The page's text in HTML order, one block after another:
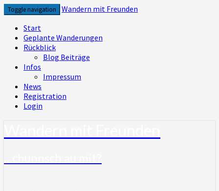
Skip
to
content
Toggle navigation
Wandern mit Freunden
Start
Geplante Wanderungen
Rückblick
Blog Beiträge
Infos
Impressum
News
Registration
Login